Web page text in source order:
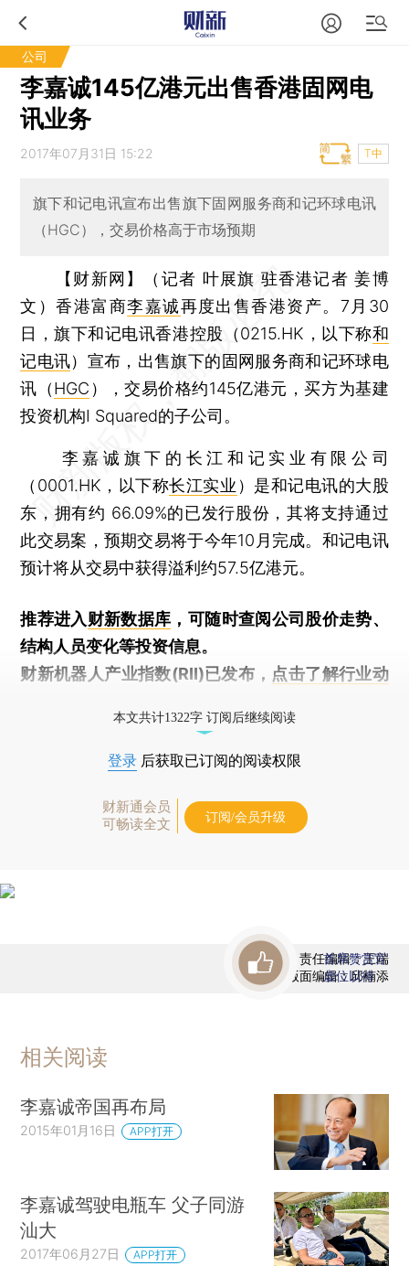
公司
李嘉诚145亿港元出售香港固网电
讯业务
2017年07月31日 15:22 T中
旗下和记电讯宣布出售旗下固网服务商和记环球电讯
（HGC），交易价格高于市场预期
【财新网】（记者 叶展旗 驻香港记者 姜博
文）香港富商李嘉诚再度出售香港资产。7月30
日，旗下和记电讯香港控股（0215.HK，以下称和
记电讯）宣布，出售旗下的固网服务商和记环球电
讯（HGC ），交易价格约145亿港元，买方为基建
投资机构I Squared的子公司。
李嘉诚旗下的长江和记实业有限公司
（0001.HK，以下称长江实业 ）是和记电讯的大股
东，拥有约 66.09%的已发行股份，其将支持通过
此交易案，预期交易将于今年10月完成。和记电讯
预计将从交易中获得溢利约57.5亿港元。
推荐进入财新数据库 ，可随时查阅公司股价走势、
结构人员变化等投资信息。
财新机器人产业指数(RII)已发布， 点击了解行业动
本文共计1322字 订阅后继续阅读
登录 后获取已订阅的阅读权限
财新通会员
可畅读全文
订阅/会员升级
责任编辑：王端
版面编辑：邱楠添
首席赞赏官
虚位以待
相关阅读
李嘉诚帝国再布局
2015年01月16日 APP打开
李嘉诚驾驶电瓶车 父子同游
汕大
2017年06月27日 APP打开